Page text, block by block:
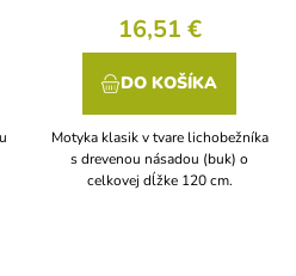
16,51 €
DO KOŠÍKA
Motyka klasik v tvare lichobežníka
s drevenou násadou (buk) o
celkovej dĺžke 120 cm.